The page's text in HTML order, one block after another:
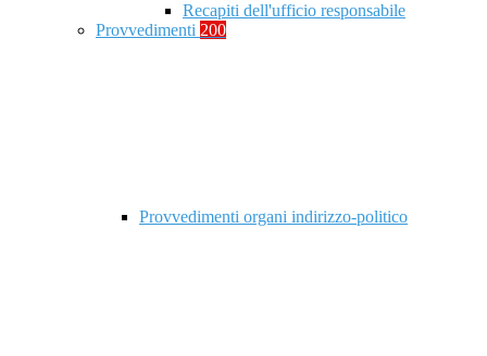
Recapiti dell'ufficio responsabile
Provvedimenti 200
Provvedimenti organi indirizzo-politico